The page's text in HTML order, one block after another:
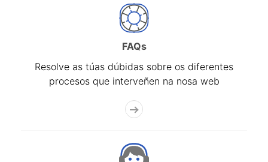
FAQs
Resolve as túas dúbidas sobre os diferentes
procesos que interveñen na nosa web